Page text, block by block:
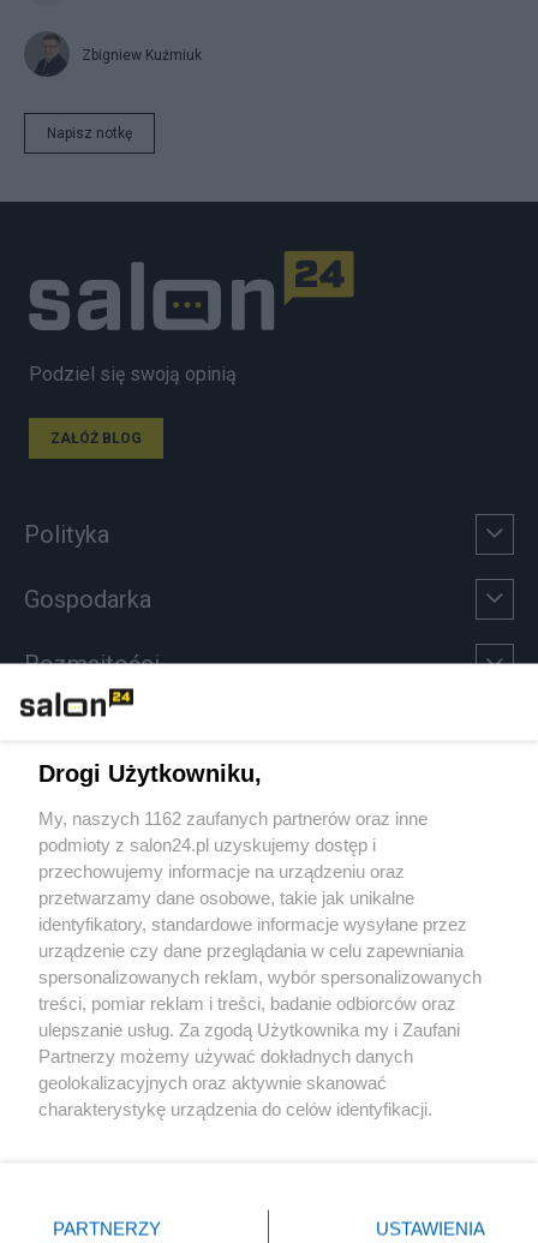
Zbigniew Kuźmiuk
Napisz notkę
Podziel się swoją opinią
ZAŁÓŻ BLOG
Polityka
Gospodarka
Rozmaitości
Sport
Społeczeństwo
Kultura
X Facebook Instagram Youtube
Drogi Użytkowniku,
My, naszych 1162 zaufanych partnerów oraz inne
podmioty z salon24.pl uzyskujemy dostęp i
przechowujemy informacje na urządzeniu oraz
przetwarzamy dane osobowe, takie jak unikalne
identyfikatory, standardowe informacje wysyłane przez
urządzenie czy dane przeglądania w celu zapewniania
spersonalizowanych reklam, wybór spersonalizowanych
treści, pomiar reklam i treści, badanie odbiorców oraz
ulepszanie usług. Za zgodą Użytkownika my i Zaufani
Partnerzy możemy używać dokładnych danych
geolokalizacyjnych oraz aktywnie skanować
charakterystykę urządzenia do celów identyfikacji.
zmienić/wycofać klikając przycisk ustawień prywatności
PARTNERZY USTAWIENIA